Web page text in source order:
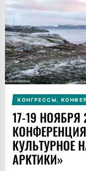
КОНГРЕССЫ,
17-19
КУЛЬТУРНОЕ
АРКТИКИ»